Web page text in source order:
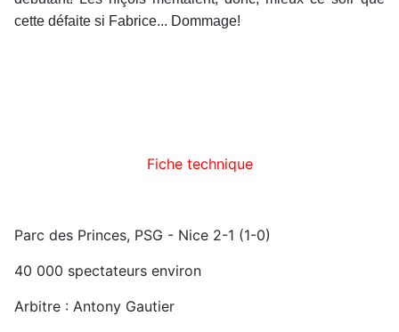
cette défaite si Fabrice... Dommage!
Fiche technique
Parc des Princes, PSG - Nice 2-1 (1-0)
40 000 spectateurs environ
Arbitre : Antony Gautier